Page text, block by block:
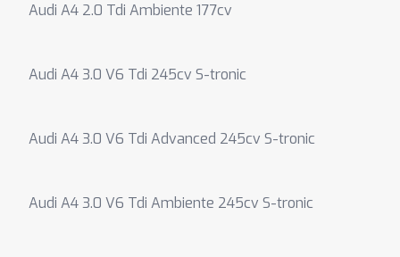
Audi A4 2.0 Tdi Ambiente 177cv
Audi A4 3.0 V6 Tdi 245cv S-tronic
Audi A4 3.0 V6 Tdi Advanced 245cv S-tronic
Audi A4 3.0 V6 Tdi Ambiente 245cv S-tronic